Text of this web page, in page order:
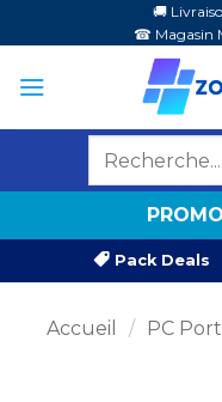
au
contenu
🚚
☎ Magasin
Pack Deals
Accueil / PC